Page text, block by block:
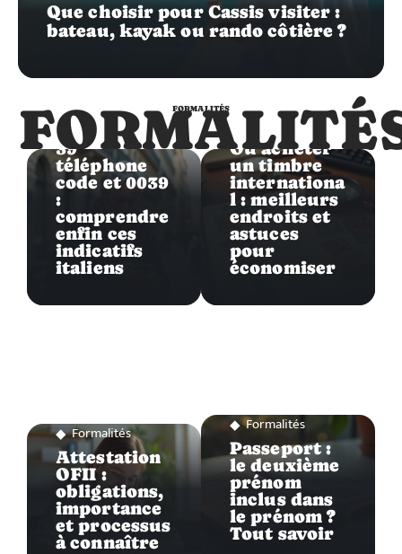
Que choisir pour Cassis visiter :
bateau, kayak ou rando côtière ?
FORMALITÉS
Formalités
39
téléphone
code et 0039
:
comprendre
enfin ces
indicatifs
italiens
Formalités
Attestation
OFII :
obligations,
importance
et processus
à connaître
Formalités
Où acheter
un timbre
internationa
l : meilleurs
endroits et
astuces
pour
économiser
Formalités
Passeport :
le deuxième
prénom
inclus dans
le prénom ?
Tout savoir